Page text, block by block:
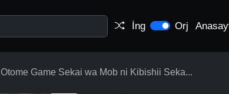
İng Orj
Otome Game Sekai wa Mob ni Kibishii Seka...